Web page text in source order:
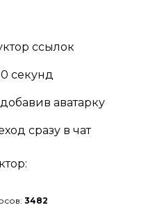
ссылок
секунд
добавив аватарку
сразу в чат
3482